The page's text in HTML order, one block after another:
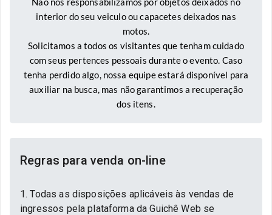
interior do seu veiculo ou capacetes deixados nas
motos.
Solicitamos a todos os visitantes que tenham cuidado
com seus pertences pessoais durante o evento. Caso
tenha perdido algo, nossa equipe estará disponível para
auxiliar na busca, mas não garantimos a recuperação
dos itens.
Regras para venda on-line
1. Todas as disposições aplicáveis às vendas de
ingressos pela plataforma da Guichê Web se